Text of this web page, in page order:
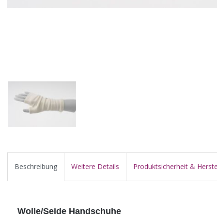
Beschreibung Weitere Details Produktsicherheit &
Wolle/Seide Handschuhe